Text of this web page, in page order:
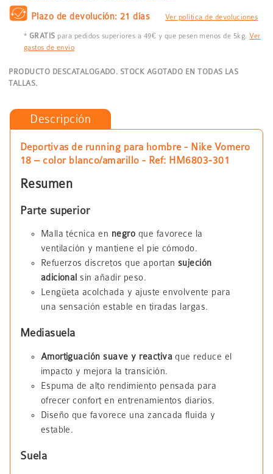
Plazo de devolución: 21 días Ver política de devoluciones
* GRATIS para pedidos superiores a 49€ y que pesen menos de 5kg.Ver
gastos de envío
PRODUCTO DESCATALOGADO. STOCK AGOTADO EN TODAS LAS
TALLAS.
Descripción
Deportivas de running para hombre - Nike Vomero
18 – color blanco/amarillo - Ref: HM6803-301
Resumen
Parte superior
Malla técnica en negro que favorece la
ventilación y mantiene el pie cómodo.
Refuerzos discretos que aportan sujeción
adicional sin añadir peso.
Lengüeta acolchada y ajuste envolvente para
una sensación estable en tiradas largas.
Mediasuela
Amortiguación suave y reactiva que reduce el
impacto y mejora la transición.
Espuma de alto rendimiento pensada para
ofrecer confort en entrenamientos diarios.
Diseño que favorece una zancada fluida y
estable.
Suela